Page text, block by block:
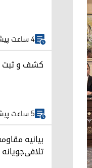
4 ساعت پیش
کشف و ثبت بیش از ۲۵
5 ساعت پیش
بیانیه
تلافی‌جویانه